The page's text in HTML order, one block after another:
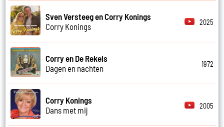
Sven Versteeg en Corry Konings
Corry Konings
2025
Corry en De Rekels
Dagen en nachten
1972
Corry Konings
Dans met mij
2005